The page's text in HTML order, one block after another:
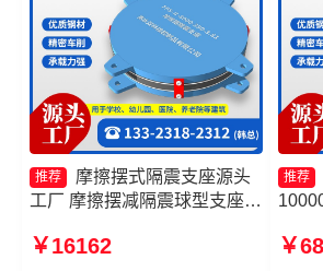
推荐
摩擦摆式隔震支座源头
工厂 摩擦摆减隔震球型支座
400-4.11源头工厂 摩擦摆隔震
￥16162
推荐
350-
￥